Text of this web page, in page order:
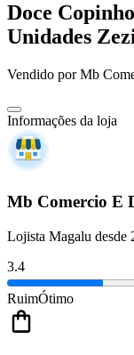
Doce
Unidades
Vendido porMb
Informações da loja
Mb Comercio E
Lojista Magalu desde
3.4
RuimÓtimo